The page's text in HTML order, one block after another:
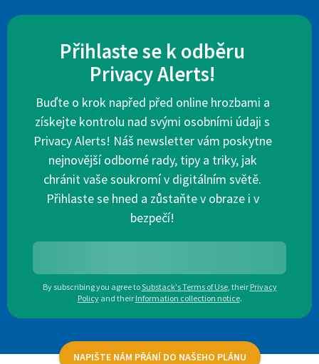
Přihlaste se k odběru
Privacy Alerts!
Buďte o krok napřed před online hrozbami a
získejte kontrolu nad svými osobními údaji s
Privacy Alerts! Náš newsletter vám poskytne
nejnovější odborné rady, tipy a triky, jak
chránit vaše soukromí v digitálním světě.
Přihlaste se hned a zůstaňte v obraze i v
bezpečí!
By subscribing you agree toSubstack's Terms of Use, their Privacy
Policy and their Information collection notice.
NAPIŠTE NÁM PŘÁNÍ DO NAŠEHO PLÁNU